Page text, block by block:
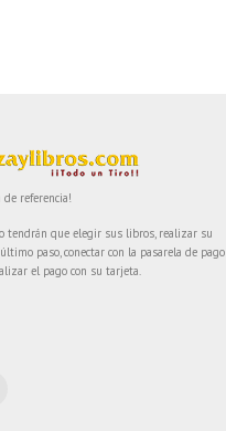
de referencia!
tendrán que elegir sus libros, realizar su
paso, conectar con la pasarela de pago
el pago con su tarjeta.